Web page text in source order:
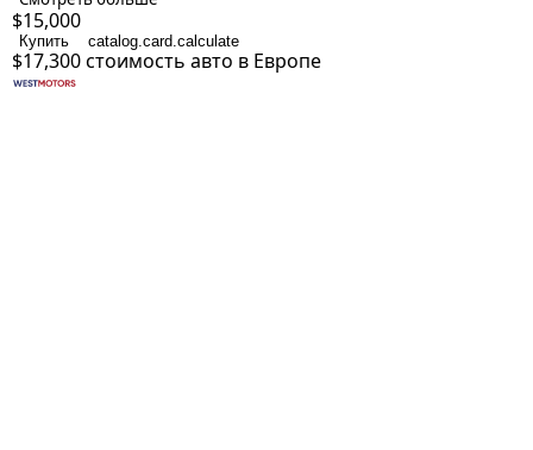
$15,000
Купить catalog.card.calculate
$17,300стоимость авто в Европе